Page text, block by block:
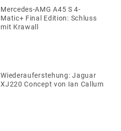
Mercedes-AMG A45 S 4-
Matic+ Final Edition: Schluss
mit Krawall
Wiederauferstehung: Jaguar
XJ220 Concept von Ian Callum